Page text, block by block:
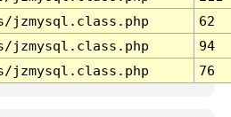
jzmysql.class.php
62
jzmysql.class.php
94
jzmysql.class.php 76